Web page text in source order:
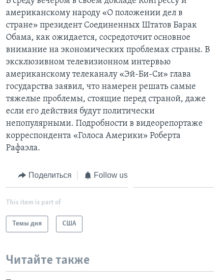
ДЕТАЛИ
НЬЮ-ЙОРК NEW YORK
АМЕРИКА. БОЛЬШОЕ ПУТЕШЕСТВИЕ
АМЕРИКАНСКИЕ ГОРОДКИ
ТЕСТЫ
УЧИМ АНГЛИЙСКИЙ
ВИДЕО
ПОДПИСКА НА НОВОСТИ
Learning English
СОЦИАЛЬНЫЕ СЕТИ
Языки
американскому народу «О положении дел в
стране» президент Соединенных Штатов Барак
Обама, как ожидается, сосредоточит основное
внимание на экономических проблемах страны. В
эксклюзивном телевизионном интервью
американскому телеканалу «Эй-Би-Си» глава
государства заявил, что намерен решать самые
тяжелые проблемы, стоящие перед страной, даже
если его действия будут политически
непопулярными. Подробности в видеорепортаже
корреспондента «Голоса Америки» Роберта
Рафаэла.
Поделиться Follow us
This item is part of
Темы дня США
Читайте также